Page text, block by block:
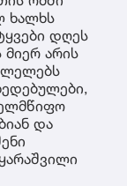
ხალხს
დღეს
მიერ არის
და